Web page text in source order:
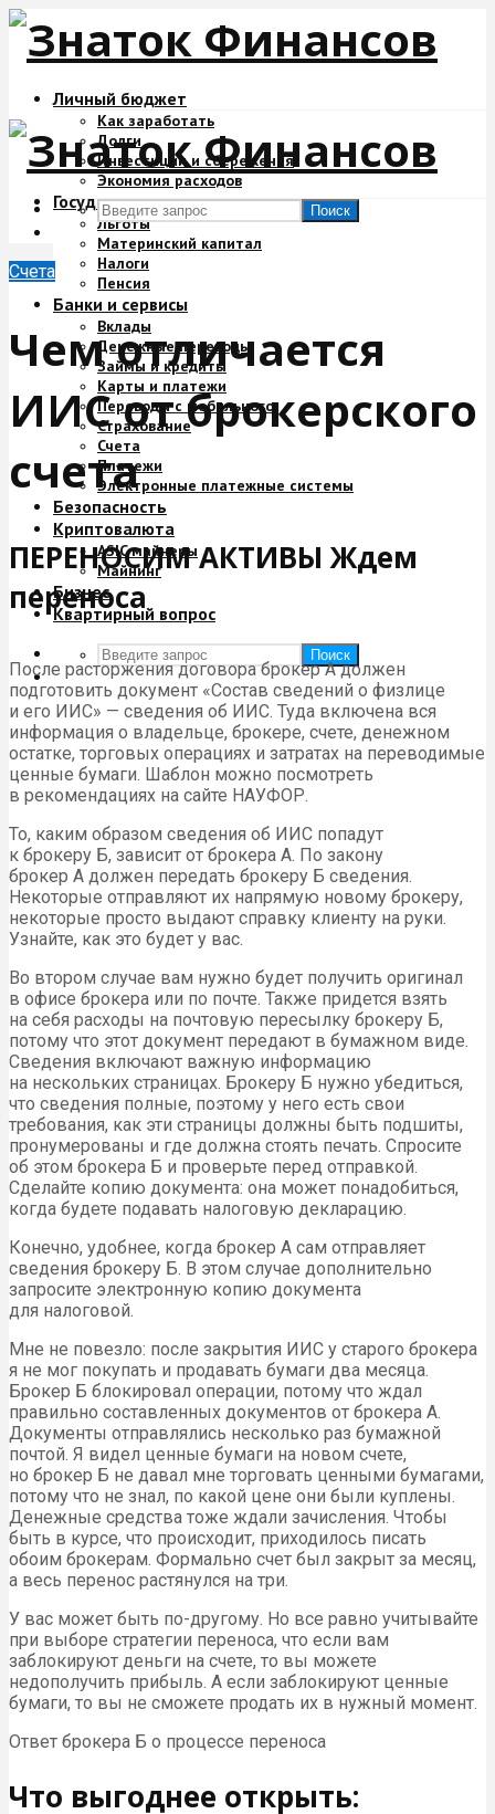
Личный бюджет
Как заработать
Долги
Инвестиции и сбережения
Экономия расходов
Государство и деньги
Льготы
Материнский капитал
Налоги
Пенсия
Банки и сервисы
Вклады
Денежные переводы
Займы и кредиты
Карты и платежи
Переводы с мобильного
Страхование
Счета
Платежи
Электронные платежные системы
Безопасность
Криптовалюта
ASIC майнеры
Майнинг
Бизнес
Квартирный вопрос
Поиск
Поиск
Счета
Чем отличается
ИИС от брокерского
счета
ПЕРЕНОСИМ АКТИВЫ Ждем
переноса
После расторжения договора брокер А должен
подготовить документ «Состав сведений о физлице
и его ИИС» — сведения об ИИС. Туда включена вся
информация о владельце, брокере, счете, денежном
остатке, торговых операциях и затратах на переводимые
ценные бумаги. Шаблон можно посмотреть
в рекомендациях на сайте НАУФОР.
То, каким образом сведения об ИИС попадут
к брокеру Б, зависит от брокера А. По закону
брокер А должен передать брокеру Б сведения.
Некоторые отправляют их напрямую новому брокеру,
некоторые просто выдают справку клиенту на руки.
Узнайте, как это будет у вас.
Во втором случае вам нужно будет получить оригинал
в офисе брокера или по почте. Также придется взять
на себя расходы на почтовую пересылку брокеру Б,
потому что этот документ передают в бумажном виде.
Сведения включают важную информацию
на нескольких страницах. Брокеру Б нужно убедиться,
что сведения полные, поэтому у него есть свои
требования, как эти страницы должны быть подшиты,
пронумерованы и где должна стоять печать. Спросите
об этом брокера Б и проверьте перед отправкой.
Сделайте копию документа: она может понадобиться,
когда будете подавать налоговую декларацию.
Конечно, удобнее, когда брокер А сам отправляет
сведения брокеру Б. В этом случае дополнительно
запросите электронную копию документа
для налоговой.
Мне не повезло: после закрытия ИИС у старого брокера
я не мог покупать и продавать бумаги два месяца.
Брокер Б блокировал операции, потому что ждал
правильно составленных документов от брокера А.
Документы отправлялись несколько раз бумажной
почтой. Я видел ценные бумаги на новом счете,
но брокер Б не давал мне торговать ценными бумагами,
потому что не знал, по какой цене они были куплены.
Денежные средства тоже ждали зачисления. Чтобы
быть в курсе, что происходит, приходилось писать
обоим брокерам. Формально счет был закрыт за месяц,
а весь перенос растянулся на три.
У вас может быть по-другому. Но все равно учитывайте
при выборе стратегии переноса, что если вам
заблокируют деньги на счете, то вы можете
недополучить прибыль. А если заблокируют ценные
бумаги, то вы не сможете продать их в нужный момент.
Ответ брокера Б о процессе переноса
Что выгоднее открыть: